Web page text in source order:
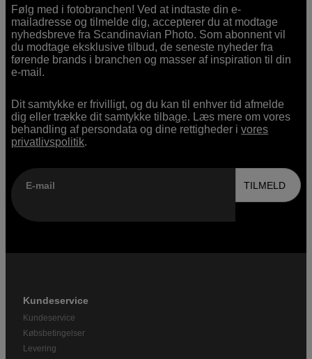
Følg med i fotobranchen! Ved at indtaste din e-
mailadresse og tilmelde dig, accepterer du at modtage
nyhedsbreve fra Scandinavian Photo. Som abonnent vil
du modtage eksklusive tilbud, de seneste nyheder fra
førende brands i branchen og masser af inspiration til din
e-mail.
Dit samtykke er frivilligt, og du kan til enhver tid afmelde
dig eller trække dit samtykke tilbage. Læs mere om vores
behandling af persondata og dine rettigheder ivores
privatlivspolitik.
E-mail TILMELD
Kundeservice
Kundeservice
Købsbetingelser
Levering